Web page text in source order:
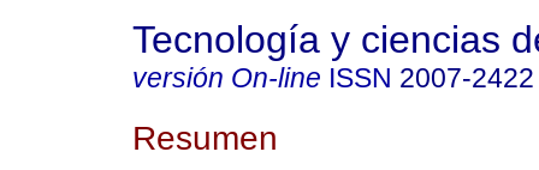
Tecnología y ciencias
versión On-line ISSN 2007-2422
Resumen